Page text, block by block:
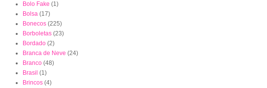
Bolo Fake (1)
Bolsa (17)
Bonecos (225)
Borboletas (23)
Bordado (2)
Branca de Neve (24)
Branco (48)
Brasil (1)
Brincos (4)